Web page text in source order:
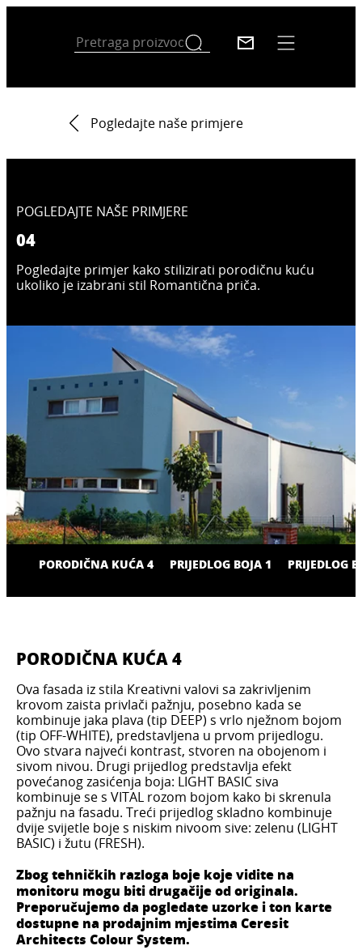
Pogledajte naše primjere
POGLEDAJTE NAŠE PRIMJERE
04
Pogledajte primjer kako stilizirati porodičnu kuću
ukoliko je izabrani stil Romantična priča.
PORODIČNA KUĆA 4 PRIJEDLOG BOJA 1 PRIJEDLOG
PORODIČNA KUĆA 4
Ova fasada iz stila Kreativni valovi sa zakrivljenim
krovom zaista privlači pažnju, posebno kada se
kombinuje jaka plava (tip DEEP) s vrlo nježnom bojom
(tip OFF-WHITE), predstavljena u prvom prijedlogu.
Ovo stvara najveći kontrast, stvoren na obojenom i
sivom nivou. Drugi prijedlog predstavlja efekt
povećanog zasićenja boja: LIGHT BASIC siva
kombinuje se s VITAL rozom bojom kako bi skrenula
pažnju na fasadu. Treći prijedlog skladno kombinuje
dvije svijetle boje s niskim nivoom sive: zelenu (LIGHT
BASIC) i žutu (FRESH).
Zbog tehničkih razloga boje koje vidite na
monitoru mogu biti drugačije od originala.
Preporučujemo da pogledate uzorke i ton karte
dostupne na prodajnim mjestima Ceresit
Architects Colour System.